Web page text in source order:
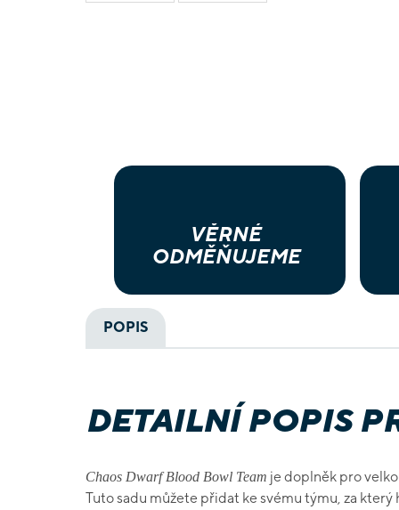
VĚRNÉ
ODMĚŇUJEME
POPIS
DETAILNÍ POPIS
Chaos Dwarf Blood Bowl Team je doplněk pro
Tuto sadu můžete přidat ke svému týmu, za